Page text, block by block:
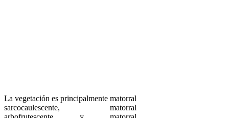
La vegetación es principalmente matorral
sarcocaulescente, matorral